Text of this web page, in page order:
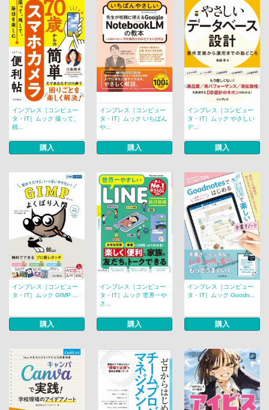
インプレス［コンピュー
タ・IT］ムック 撮って、
残...
購入
インプレス［コンピュー
タ・IT］ムック いちばん
や...
購入
インプレス［コンピュー
タ・IT］ムック やさしい
デ...
購入
インプレス［コンピュー
タ・IT］ムック GIMP ...
購入
インプレス［コンピュー
タ・IT］ムック 世界一や
さ...
購入
インプレス［コンピュー
タ・IT］ムック Goodn...
購入